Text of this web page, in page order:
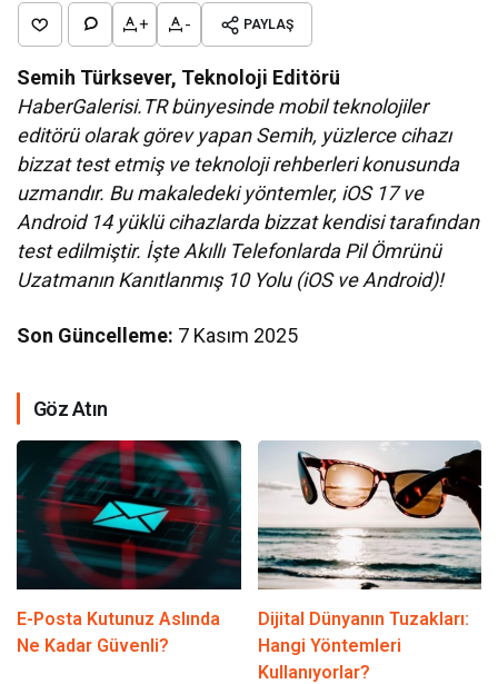
+ - PAYLAŞ
Semih Türksever, Teknoloji Editörü
HaberGalerisi.TR bünyesinde mobil teknolojiler
editörü olarak görev yapan Semih, yüzlerce cihazı
bizzat test etmiş ve teknoloji rehberleri konusunda
uzmandır. Bu makaledeki yöntemler, iOS 17 ve
Android 14 yüklü cihazlarda bizzat kendisi tarafından
test edilmiştir. İşte Akıllı Telefonlarda Pil Ömrünü
Uzatmanın Kanıtlanmış 10 Yolu (iOS ve Android)!
Son Güncelleme: 7 Kasım 2025
Göz Atın
E-Posta Kutunuz Aslında
Ne Kadar Güvenli?
Dijital Dünyanın Tuzakları:
Hangi Yöntemleri
Kullanıyorlar?